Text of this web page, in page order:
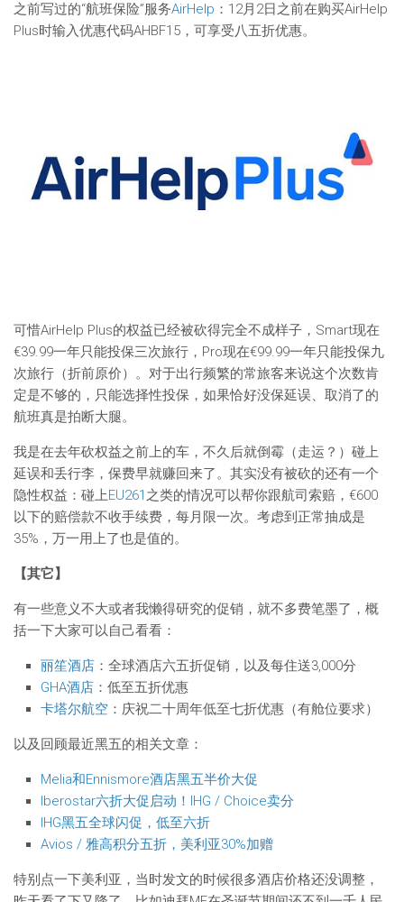
之前写过的“航班保险”服务AirHelp ：12月2日之前在购买AirHelp
Plus时输入优惠代码AHBF15，可享受八五折优惠。
可惜AirHelp Plus的权益已经被砍得完全不成样子，Smart现在
€39.99一年只能投保三次旅行，Pro现在€99.99一年只能投保九
次旅行（折前原价）。对于出行频繁的常旅客来说这个次数肯
定是不够的，只能选择性投保，如果恰好没保延误、取消了的
航班真是拍断大腿。
我是在去年砍权益之前上的车，不久后就倒霉（走运？）碰上
延误和丢行李，保费早就赚回来了。其实没有被砍的还有一个
隐性权益：碰上EU261 之类的情况可以帮你跟航司索赔，€600
以下的赔偿款不收手续费，每月限一次。考虑到正常抽成是
35%，万一用上了也是值的。
【其它】
有一些意义不大或者我懒得研究的促销，就不多费笔墨了，概
括一下大家可以自己看看：
丽笙酒店 ：全球酒店六五折促销，以及每住送3,000分
GHA酒店 ：低至五折优惠
卡塔尔航空 ：庆祝二十周年低至七折优惠（有舱位要求）
以及回顾最近黑五的相关文章：
Melia和Ennismore酒店黑五半价大促
Iberostar六折大促启动！IHG / Choice卖分
IHG黑五全球闪促，低至六折
Avios / 雅高积分五折，美利亚30%加赠
特别点一下美利亚，当时发文的时候很多酒店价格还没调整，